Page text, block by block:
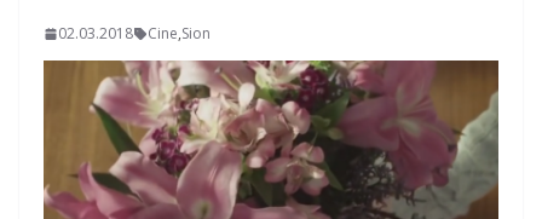
02.03.2018 Cine,Sion